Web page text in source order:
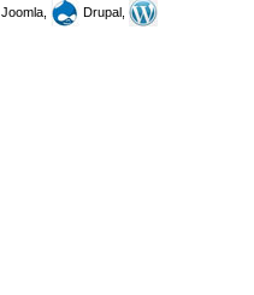
Joomla,
Drupal,